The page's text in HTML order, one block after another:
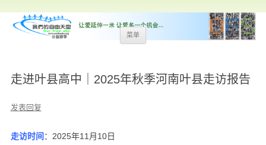
菜单
跳
至
走进叶县高中｜2025年秋季河南叶县走访报告
发表回复
走访时间 ：2025年11月10日